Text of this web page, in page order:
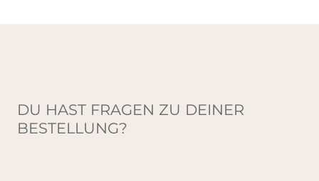
DU HAST FRAGEN ZU DEINER
BESTELLUNG?